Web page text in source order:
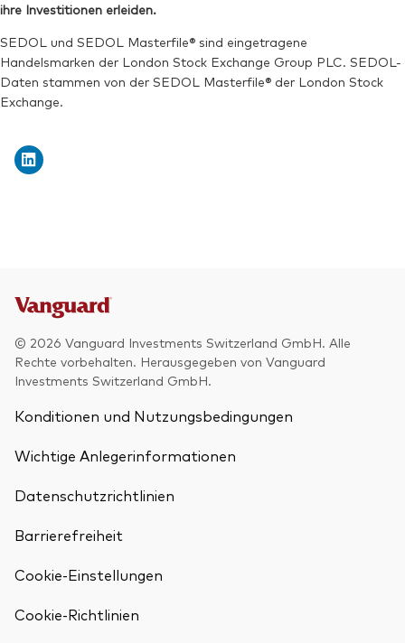
ihre Investitionen erleiden.
SEDOL und SEDOL Masterfile® sind eingetragene
Handelsmarken der London Stock Exchange Group PLC. SEDOL-
Daten stammen von der SEDOL Masterfile® der London Stock
Exchange.
© 2026 Vanguard Investments Switzerland GmbH. Alle
Rechte vorbehalten. Herausgegeben von Vanguard
Investments Switzerland GmbH.
Konditionen und Nutzungsbedingungen
Wichtige Anlegerinformationen
Datenschutzrichtlinien
Barrierefreiheit
Cookie-Einstellungen
Cookie-Richtlinien